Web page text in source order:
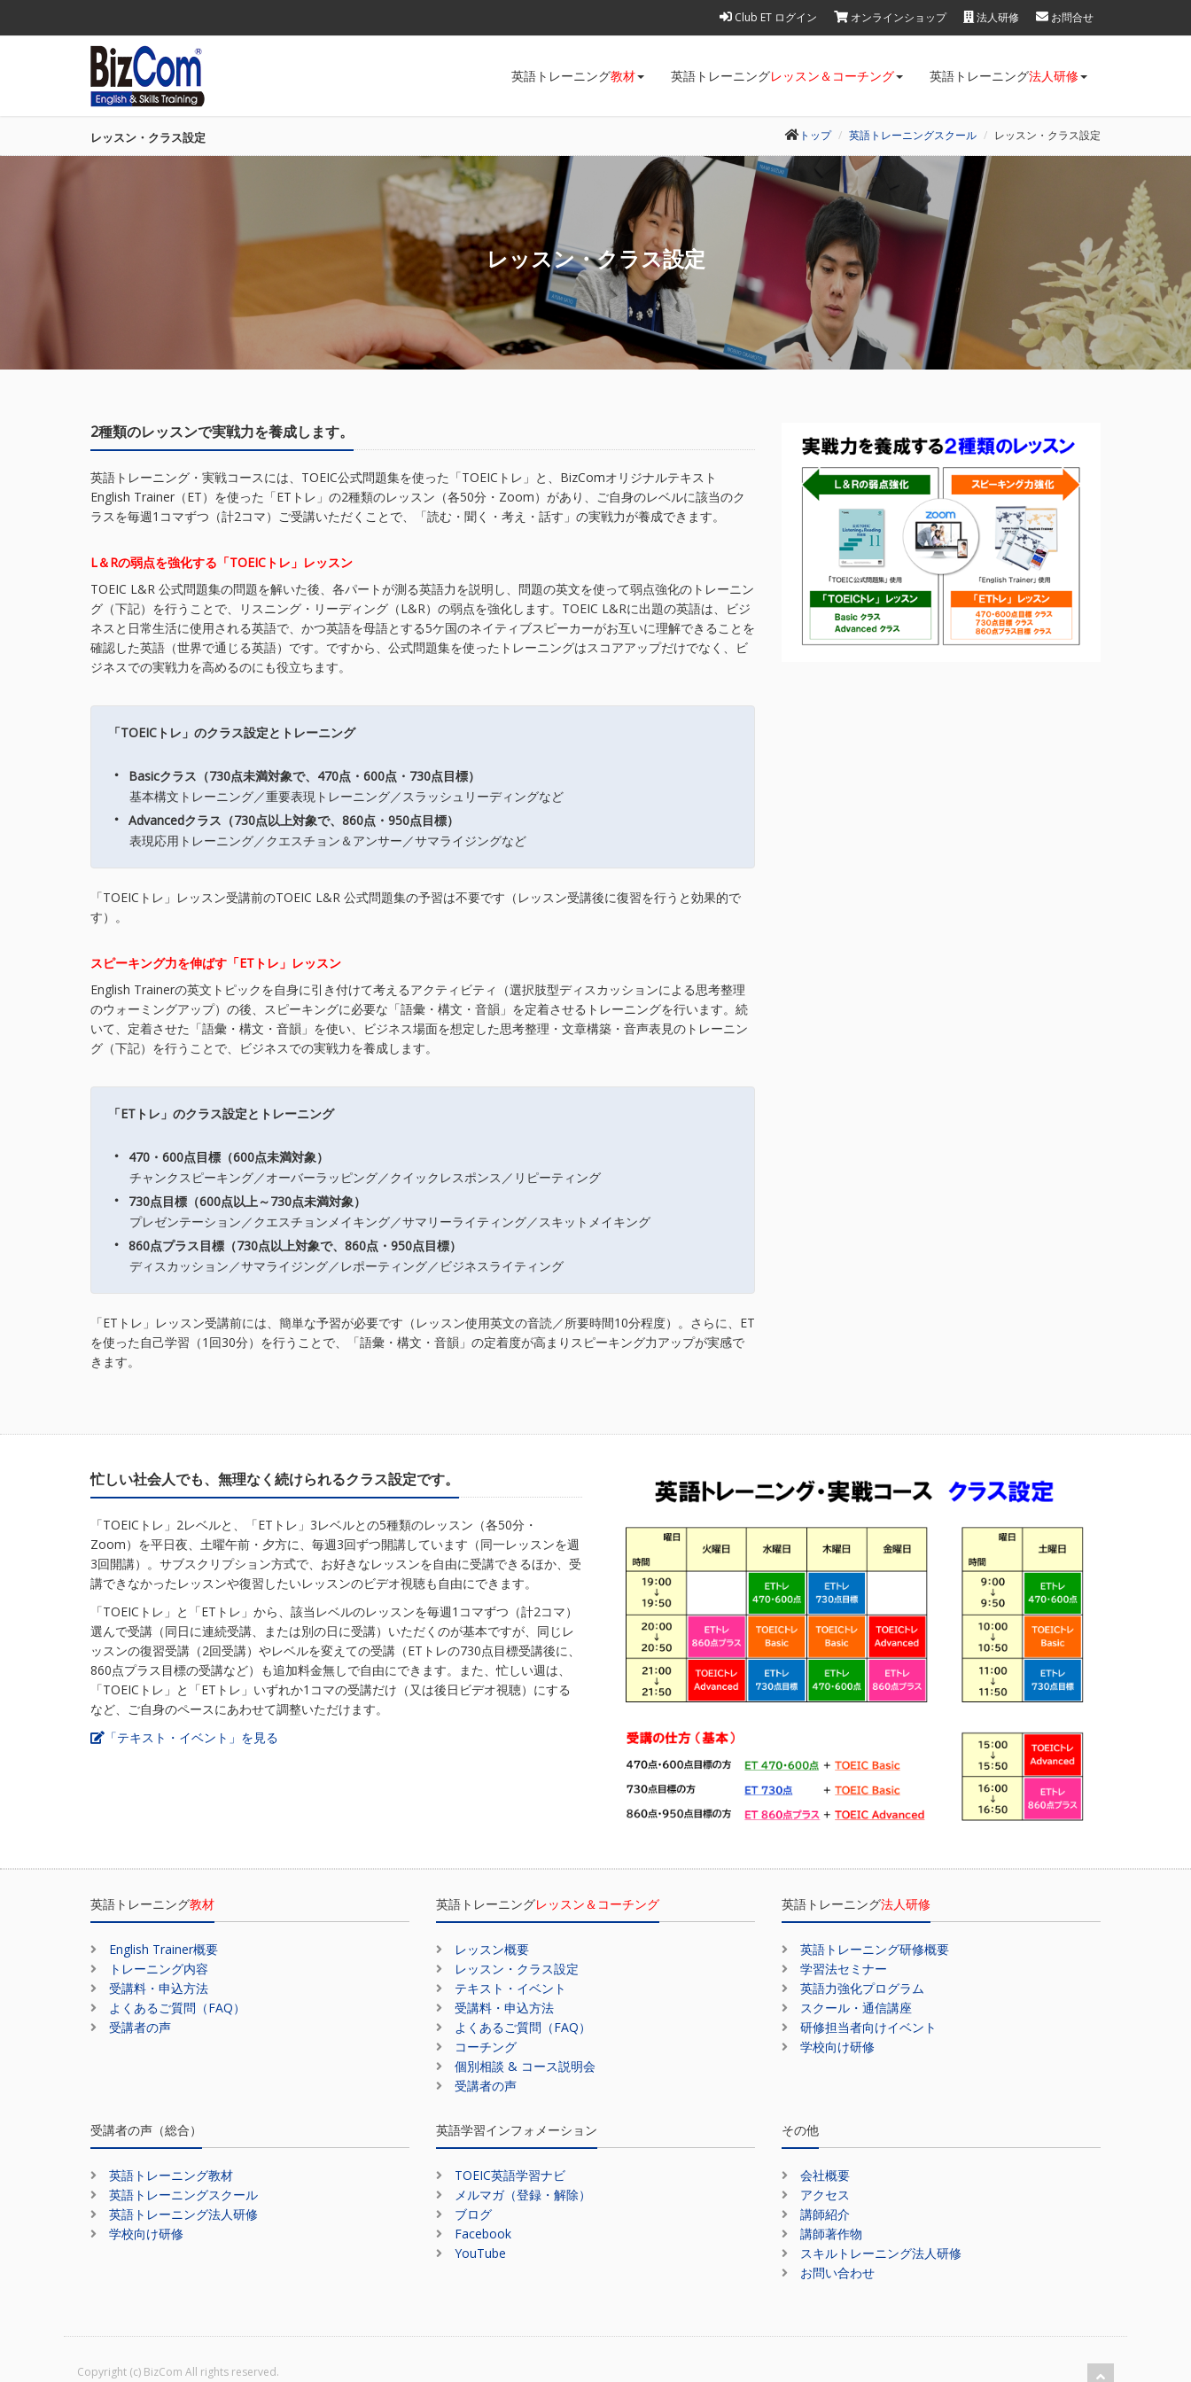
Club ET ログイン オンラインショップ 法人研修 お問合せ
英語トレーニング教材 英語トレーニングレッスン＆コーチング 英語トレーニング法人研修
レッスン・クラス設定 トップ 英語トレーニングスクール レッスン・クラス設定
レッスン・クラス設定
2種類のレッスンで実戦力を養成します。
英語トレーニング・実戦コースには、TOEIC公式問題集を使った「TOEICトレ」と、BizComオリジナルテキスト
English Trainer（ET）を使った「ETトレ」の2種類のレッスン（各50分・Zoom）があり、ご自身のレベルに該当のク
ラスを毎週1コマずつ（計2コマ）ご受講いただくことで、「読む・聞く・考え・話す」の実戦力が養成できます。
L＆Rの弱点を強化する「TOEICトレ」レッスン
TOEIC L&R 公式問題集の問題を解いた後、各パートが測る英語力を説明し、問題の英文を使って弱点強化のトレーニン
グ（下記）を行うことで、リスニング・リーディング（L&R）の弱点を強化します。TOEIC L&Rに出題の英語は、ビジ
ネスと日常生活に使用される英語で、かつ英語を母語とする5ケ国のネイティブスピーカーがお互いに理解できることを
確認した英語（世界で通じる英語）です。ですから、公式問題集を使ったトレーニングはスコアアップだけでなく、ビ
ジネスでの実戦力を高めるのにも役立ちます。
「TOEICトレ」のクラス設定とトレーニング
・
Basicクラス（730点未満対象で、470点・600点・730点目標）
基本構文トレーニング／重要表現トレーニング／スラッシュリーディングなど
・ Advancedクラス（730点以上対象で、860点・950点目標）
表現応用トレーニング／クエスチョン＆アンサー／サマライジングなど
「TOEICトレ」レッスン受講前のTOEIC L&R 公式問題集の予習は不要です（レッスン受講後に復習を行うと効果的で
す）。
スピーキング力を伸ばす「ETトレ」レッスン
English Trainerの英文トピックを自身に引き付けて考えるアクティビティ（選択肢型ディスカッションによる思考整理
のウォーミングアップ）の後、スピーキングに必要な「語彙・構文・音韻」を定着させるトレーニングを行います。続
いて、定着させた「語彙・構文・音韻」を使い、ビジネス場面を想定した思考整理・文章構築・音声表見のトレーニン
グ（下記）を行うことで、ビジネスでの実戦力を養成します。
「ETトレ」のクラス設定とトレーニング
・
470・600点目標（600点未満対象）
チャンクスピーキング／オーバーラッピング／クイックレスポンス／リピーティング
・
730点目標（600点以上～730点未満対象）
プレゼンテーション／クエスチョンメイキング／サマリーライティング／スキットメイキング
・ 860点プラス目標（730点以上対象で、860点・950点目標）
ディスカッション／サマライジング／レポーティング／ビジネスライティング
「ETトレ」レッスン受講前には、簡単な予習が必要です（レッスン使用英文の音読／所要時間10分程度）。さらに、ET
を使った自己学習（1回30分）を行うことで、「語彙・構文・音韻」の定着度が高まりスピーキング力アップが実感で
きます。
忙しい社会人でも、無理なく続けられるクラス設定です。
「TOEICトレ」2レベルと、「ETトレ」3レベルとの5種類のレッスン（各50分・
Zoom）を平日夜、土曜午前・夕方に、毎週3回ずつ開講しています（同一レッスンを週
3回開講）。サブスクリプション方式で、お好きなレッスンを自由に受講できるほか、受
講できなかったレッスンや復習したいレッスンのビデオ視聴も自由にできます。
「TOEICトレ」と「ETトレ」から、該当レベルのレッスンを毎週1コマずつ（計2コマ）
選んで受講（同日に連続受講、または別の日に受講）いただくのが基本ですが、同じレ
ッスンの復習受講（2回受講）やレベルを変えての受講（ETトレの730点目標受講後に、
860点プラス目標の受講など）も追加料金無しで自由にできます。また、忙しい週は、
「TOEICトレ」と「ETトレ」いずれか1コマの受講だけ（又は後日ビデオ視聴）にする
など、ご自身のペースにあわせて調整いただけます。
「テキスト・イベント」を見る
英語トレーニング教材
English Trainer概要
トレーニング内容
受講料・申込方法
よくあるご質問（FAQ）
受講者の声
英語トレーニングレッスン＆コーチング
レッスン概要
レッスン・クラス設定
テキスト・イベント
受講料・申込方法
よくあるご質問（FAQ）
コーチング
個別相談 & コース説明会
受講者の声
英語トレーニング法人研修
英語トレーニング研修概要
学習法セミナー
英語力強化プログラム
スクール・通信講座
研修担当者向けイベント
学校向け研修
受講者の声（総合）
英語トレーニング教材
英語トレーニングスクール
英語トレーニング法人研修
学校向け研修
英語学習インフォメーション
TOEIC英語学習ナビ
メルマガ（登録・解除）
ブログ
Facebook
YouTube
その他
会社概要
アクセス
講師紹介
講師著作物
スキルトレーニング法人研修
お問い合わせ
Copyright (c) BizCom All rights reserved.